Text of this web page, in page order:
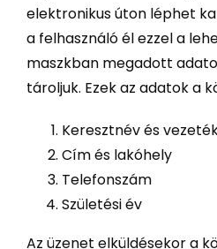
elektronikus úton léphet
a felhasználó él ezzel a
maszkban megadott
tároljuk. Ezek az adatok a
Keresztnév és
Cím és lakóhely
Telefonszám
Születési év
Az üzenet elküldésekor a